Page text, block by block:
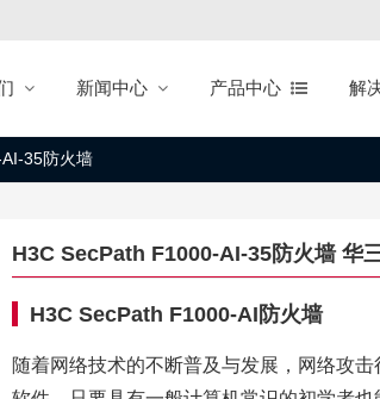
新闻中心 产品中心 解
35防火墙
H3C SecPath F1000-AI-35防火墙 华
H3C SecPath F1000-AI防火墙
随着网络技术的不断普及与发展，网络攻